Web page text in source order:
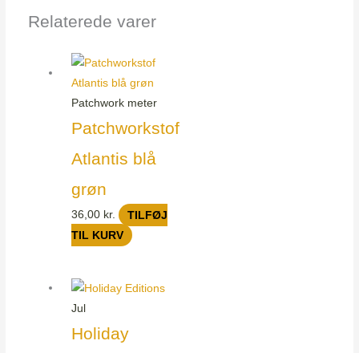
Relaterede varer
Patchwork meter
Patchworkstof
Atlantis blå
grøn
36,00 kr.
TILFØJ
TIL KURV
Jul
Holiday